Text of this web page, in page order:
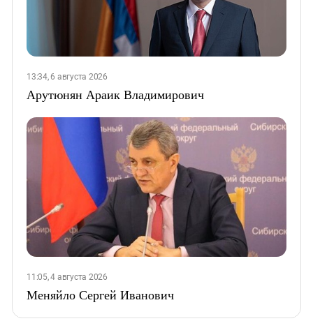
13:34, 6 августа 2026
Арутюнян Араик Владимирович
11:05, 4 августа 2026
Меняйло Сергей Иванович